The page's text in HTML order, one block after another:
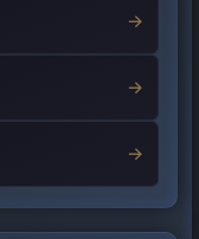
→
→
→